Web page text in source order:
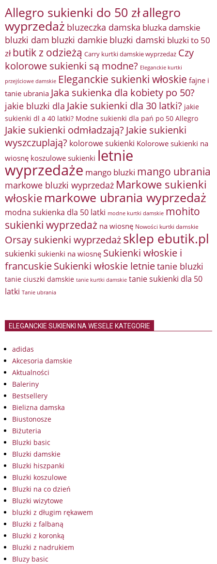
Allegro sukienki do 50 złallegro
wyprzedaż bluzeczka damska bluzka damskie
bluzki dam bluzki damkie bluzki damski bluzki to 50
zł butik z odzieżą Carry kurtki damskie wyprzedaż Czy
kolorowe sukienki są modne? Eleganckie kurtki
przejściowe damskie Eleganckie sukienki włoskie fajne i
tanie ubrania Jaka sukienka dla kobiety po 50?
jakie bluzki dla Jakie sukienki dla 30 latki? jakie
sukienki dl a 40 latki? Modne sukienki dla pań po 50 Allegro
Jakie sukienki odmładzają? Jakie sukienki
wyszczuplają? kolorowe sukienki Kolorowe sukienki na
wiosnę koszulowe sukienki letnie
wyprzedaże mango bluzki mango ubrania
markowe bluzki wyprzedaż Markowe sukienki
włoskie markowe ubrania wyprzedaż
modna sukienka dla 50 latki modne kurtki damskie mohito
sukienki wyprzedaż na wiosnę Nowości kurtki damskie
Orsay sukienki wyprzedażsklep ebutik.pl
sukienki sukienki na wiosnę Sukienki włoskie i
francuskieSukienki włoskie letnietanie bluzki
tanie ciuszki damskie tanie kurtki damskie tanie sukienki dla 50
latki Tanie ubrania
ELEGANCKIE SUKIENKI NA WESELE KATEGORIE
adidas
Akcesoria damskie
Aktualności
Baleriny
Bestsellery
Bielizna damska
Biustonosze
Biżuteria
Bluzki basic
Bluzki damskie
Bluzki hiszpanki
Bluzki koszulowe
Bluzki na co dzień
Bluzki wizytowe
bluzki z długim rękawem
Bluzki z falbaną
Bluzki z koronką
Bluzki z nadrukiem
Bluzy basic